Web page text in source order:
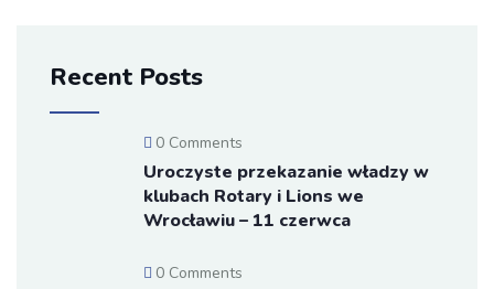
Recent Posts
0 Comments
Uroczyste przekazanie władzy w
klubach Rotary i Lions we
Wrocławiu – 11 czerwca
0 Comments